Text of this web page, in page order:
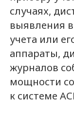
случаях,
выявления
учета или
аппараты,
журналов
мощности
к системе